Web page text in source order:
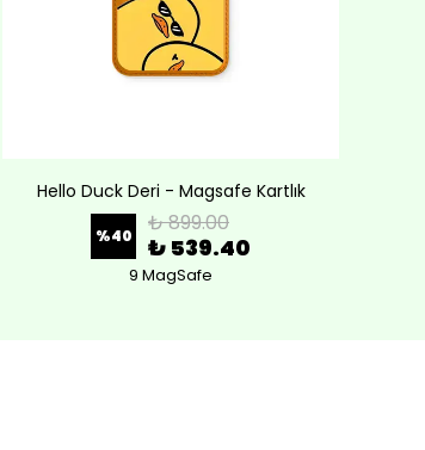
Hello Duck Deri - Magsafe Kartlık
%40 ₺ 899.00
₺ 539.40
9 MagSafe